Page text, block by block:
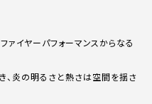
ァイヤーパフォーマンスからなる
炎の明るさと熱さは空間を揺さ